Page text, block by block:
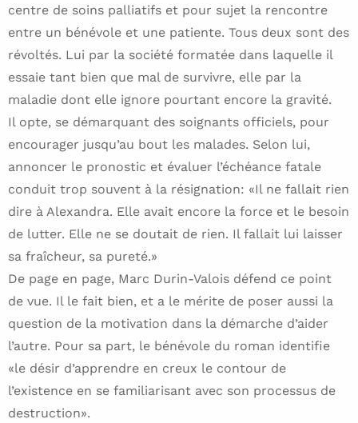
centre de soins palliatifs et pour sujet la rencontre
entre un bénévole et une patiente. Tous deux sont des
révoltés. Lui par la société formatée dans laquelle il
essaie tant bien que mal de survivre, elle par la
maladie dont elle ignore pourtant encore la gravité.
Il opte, se démarquant des soignants officiels, pour
encourager jusqu’au bout les malades. Selon lui,
annoncer le pronostic et évaluer l’échéance fatale
conduit trop souvent à la résignation: «Il ne fallait rien
dire à Alexandra. Elle avait encore la force et le besoin
de lutter. Elle ne se doutait de rien. Il fallait lui laisser
sa fraîcheur, sa pureté.»
De page en page, Marc Durin-Valois défend ce point
de vue. Il le fait bien, et a le mérite de poser aussi la
question de la motivation dans la démarche d’aider
l’autre. Pour sa part, le bénévole du roman identifie
«le désir d’apprendre en creux le contour de
l’existence en se familiarisant avec son processus de
destruction».